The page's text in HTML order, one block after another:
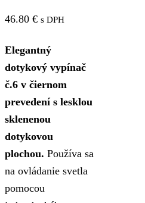
46.80 € s DPH
Elegantný
dotykový vypínač
č.6 v čiernom
prevedení s lesklou
sklenenou
dotykovou
plochou. Používa sa
na ovládanie svetla
pomocou